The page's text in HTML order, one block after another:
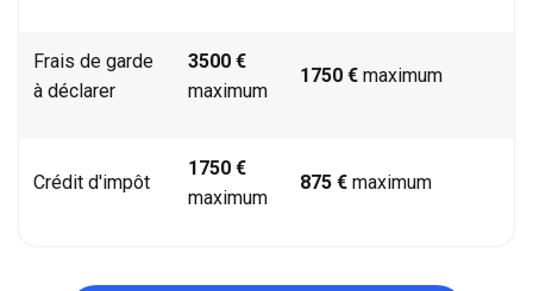
Frais de garde
à déclarer
3500 €
maximum
1750 € maximum
Crédit d'impôt
1750 €
maximum
875 € maximum